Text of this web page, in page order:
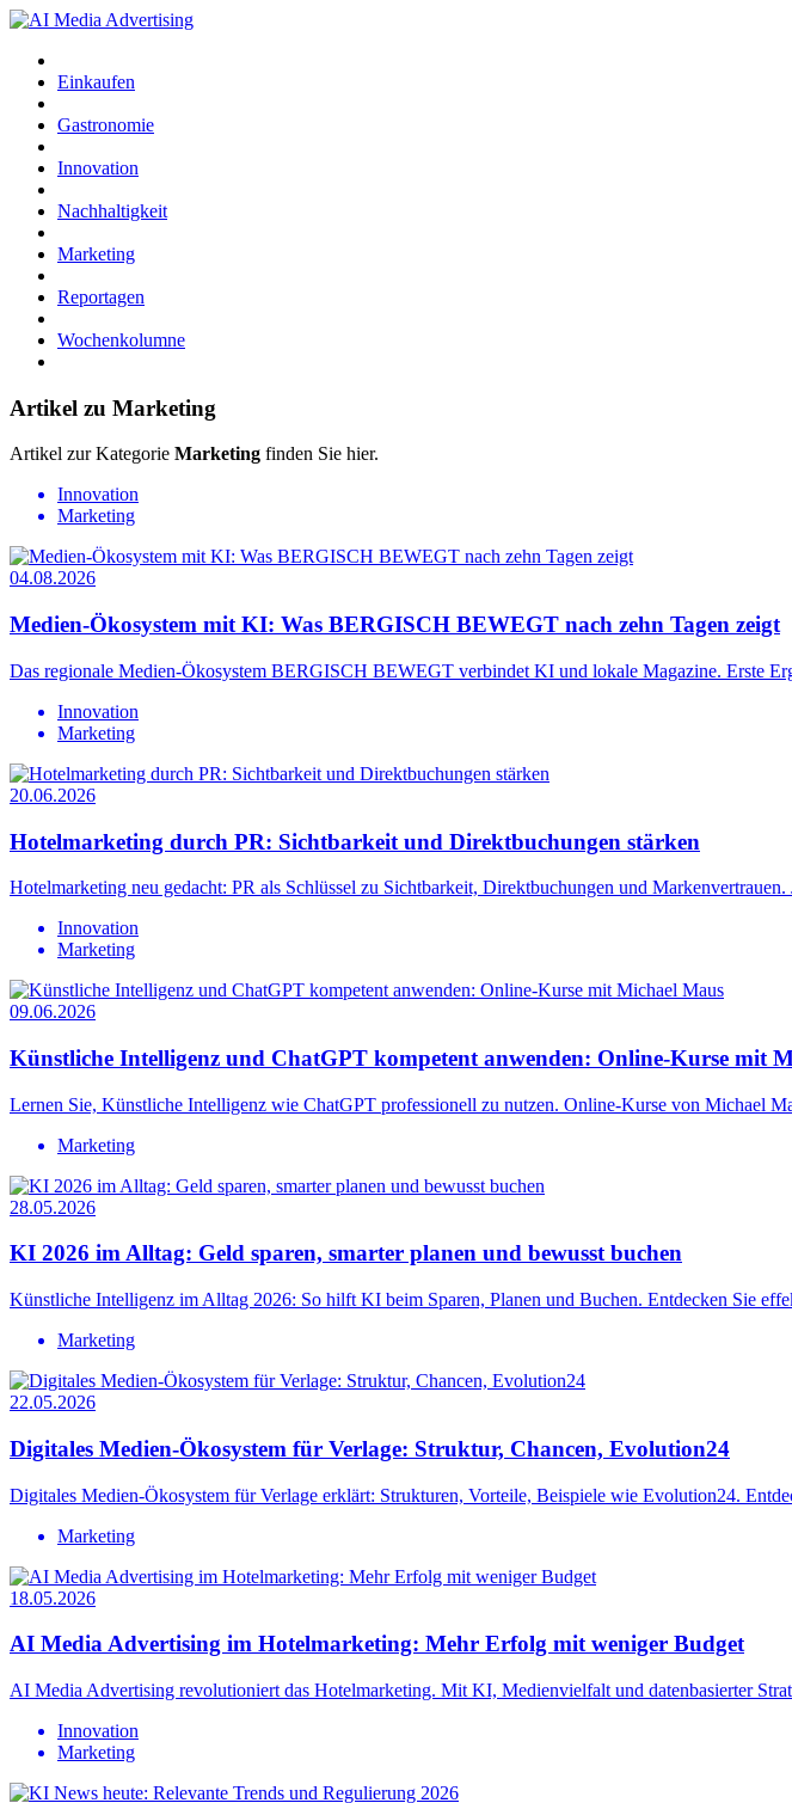
Einkaufen
Gastronomie
Innovation
Nachhaltigkeit
Marketing
Reportagen
Wochenkolumne
Artikel zu Marketing
Artikel zur Kategorie Marketing finden Sie hier.
Innovation
Marketing
04.08.2026
Medien-Ökosystem mit KI: Was BERGISCH BEWEGT nach zehn Tagen zeigt
Das regionale Medien-Ökosystem BERGISCH BEWEGT verbindet KI und lokale Magazine. Erste
Innovation
Marketing
20.06.2026
Hotelmarketing durch PR: Sichtbarkeit und Direktbuchungen stärken
Hotelmarketing neu gedacht: PR als Schlüssel zu Sichtbarkeit, Direktbuchungen und
Innovation
Marketing
09.06.2026
Künstliche Intelligenz und ChatGPT kompetent anwenden: Online-Kurse mit
Lernen Sie, Künstliche Intelligenz wie ChatGPT professionell zu nutzen. Online-Kurse von Michael
Marketing
28.05.2026
KI 2026 im Alltag: Geld sparen, smarter planen und bewusst buchen
Künstliche Intelligenz im Alltag 2026: So hilft KI beim Sparen, Planen und Buchen. Entdecken Sie
Marketing
22.05.2026
Digitales Medien-Ökosystem für Verlage: Struktur, Chancen, Evolution24
Digitales Medien-Ökosystem für Verlage erklärt: Strukturen, Vorteile, Beispiele wie Evolution24.
Marketing
18.05.2026
AI Media Advertising im Hotelmarketing: Mehr Erfolg mit weniger Budget
AI Media Advertising revolutioniert das Hotelmarketing. Mit KI, Medienvielfalt und datenbasierter
Innovation
Marketing